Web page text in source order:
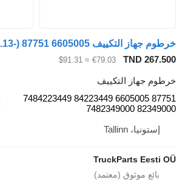
TND 267.500
€79.03
≈ $91.31
خرطوم جهاز التكييف
87751 6605005 84223449 7484223449
82349000 7482349000
إستونيا، Tallinn
TruckParts Eesti OÜ